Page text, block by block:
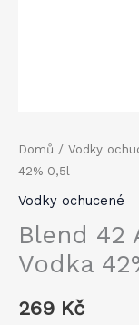
Domů / Vodky
42% 0,5l
Vodky ochucené
Blend 42
Vodka
269 Kč